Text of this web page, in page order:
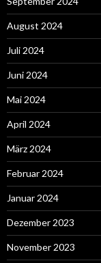
August 2024
Juli 2024
Juni 2024
Mai 2024
April 2024
März 2024
Februar 2024
Januar 2024
Dezember 2023
November 2023